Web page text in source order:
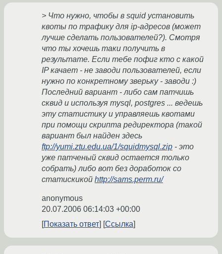
> Что нужно, чтобы в squid установить
квоты по трафику для ip-адресов (может
лучше сделать пользователей?). Смотря
что ты хочешь таки получить в
результате. Если тебе пофиг кто с какой
IP качает - не заводи пользователей, если
нужно по конкретному зверьку - заводи :)
Последний вариант - либо сам патчишь
сквид и используя mysql, postgres ... ведешь
эту статистику и управляешь квотами
при помощи скрипта редиректора (такой
вариант был найден здесь
ftp://yumi.ztu.edu.ua/1/squidmysql.zip - это
уже патченый сквид остается только
собрать) либо вот без доработок со
статискикой http://sams.perm.ru/
anonymous
20.07.2006 06:14:03 +00:00
Показать ответ
Ссылка